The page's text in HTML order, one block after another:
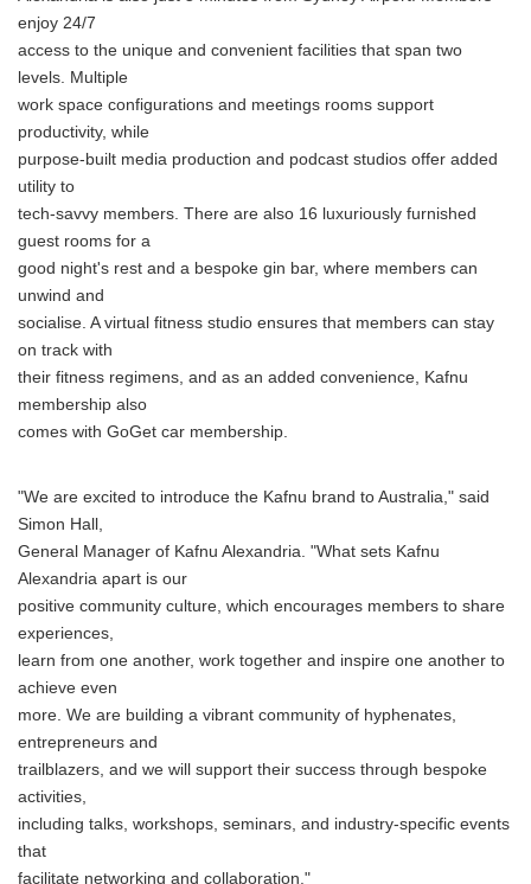
enjoy 24/7
access to the unique and convenient facilities that span two
levels. Multiple
work space configurations and meetings rooms support
productivity, while
purpose-built media production and podcast studios offer added
utility to
tech-savvy members. There are also 16 luxuriously furnished
guest rooms for a
good night's rest and a bespoke gin bar, where members can
unwind and
socialise. A virtual fitness studio ensures that members can stay
on track with
their fitness regimens, and as an added convenience, Kafnu
membership also
comes with GoGet car membership.
"We are excited to introduce the Kafnu brand to Australia," said
Simon Hall,
General Manager of Kafnu Alexandria. "What sets Kafnu
Alexandria apart is our
positive community culture, which encourages members to share
experiences,
learn from one another, work together and inspire one another to
achieve even
more. We are building a vibrant community of hyphenates,
entrepreneurs and
trailblazers, and we will support their success through bespoke
activities,
including talks, workshops, seminars, and industry-specific events
that
facilitate networking and collaboration."